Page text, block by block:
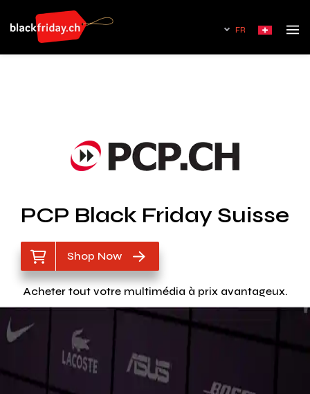
FR
PCP Black Friday Suisse
Shop Now
Acheter tout votre multimédia à prix avantageux.